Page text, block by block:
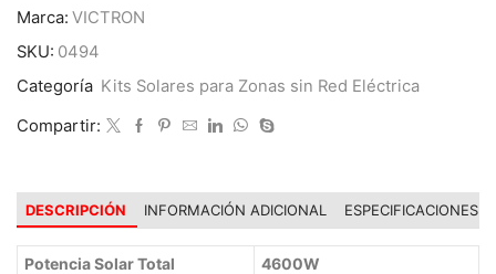
x
Día
cantidad
Marca: VICTRON
SKU: 0494
Categoría Kits Solares para Zonas sin Red Eléctrica
Compartir:
DESCRIPCIÓN INFORMACIÓN ADICIONAL ESPECIFICACIONES
Potencia Solar Total
4600W